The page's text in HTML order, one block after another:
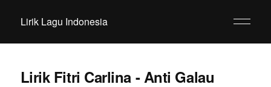
Lirik Lagu Indonesia
Lirik Fitri Carlina - Anti Galau